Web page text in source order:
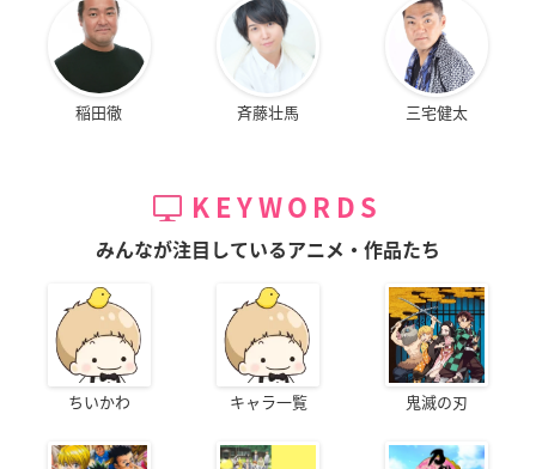
稲田徹 斉藤壮馬 三宅健太
KEYWORDS
みんなが注目しているアニメ・作品たち
ちいかわ キャラ一覧 鬼滅の刃